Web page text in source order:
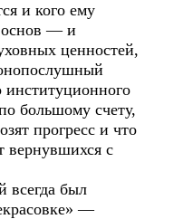
и кого ему
основ — и
ценностей,
большому счету,
прогресс и что
вернувшихся с
всегда был
—